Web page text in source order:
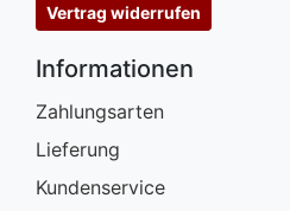
Vertrag widerrufen
Informationen
Zahlungsarten
Lieferung
Kundenservice